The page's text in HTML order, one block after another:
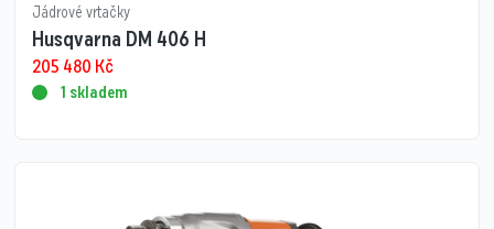
Jádrové vrtačky
Husqvarna DM 406 H
205 480 Kč
1 skladem